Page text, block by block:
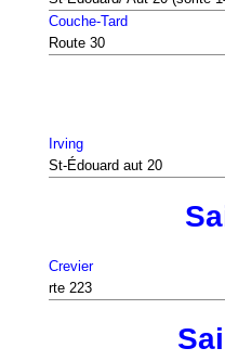
Couche-Tard
Route 30
Irving
St-Édouard aut 20
Crevier
rte 223